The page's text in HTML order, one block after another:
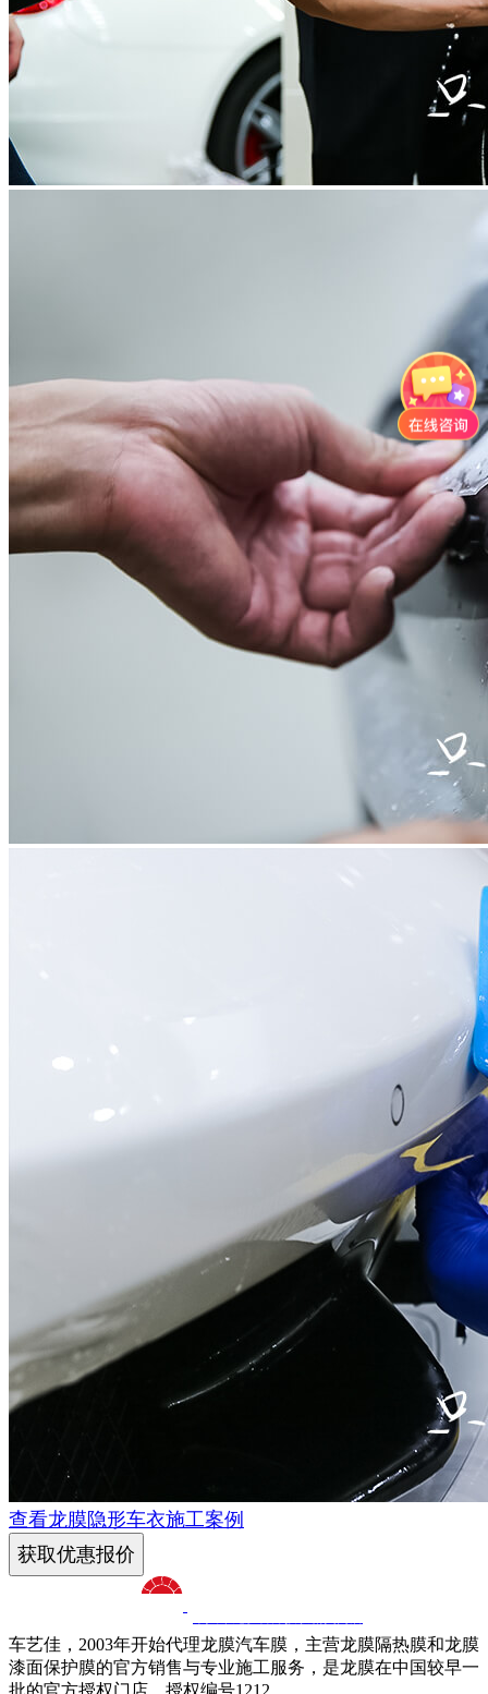
查看龙膜隐形车衣施工案例
获取优惠报价
车艺佳，2003年开始代理龙膜汽车膜，主营龙膜隔热膜和龙膜
漆面保护膜的官方销售与专业施工服务，是龙膜在中国较早一
批的官方授权门店，授权编号1212。